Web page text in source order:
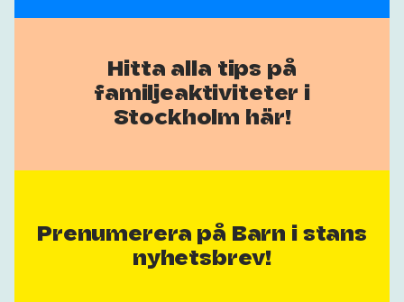
Hitta alla tips på
familjeaktiviteter i
Stockholm här!
Prenumerera på Barn i stans
nyhetsbrev!